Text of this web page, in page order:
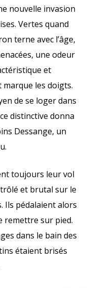
nouvelle invasion
Vertes quand
terne avec l’âge,
une odeur
et
marque les doigts.
de se loger dans
distinctive donna
Dessange, un
toujours leur vol
et brutal sur le
Ils pédalaient alors
remettre sur pied.
dans le bain des
étaient brisés